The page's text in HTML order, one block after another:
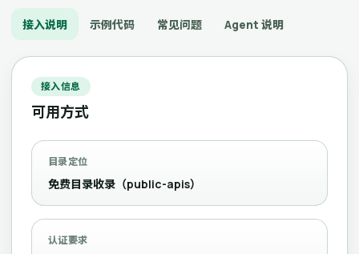
接入说明 示例代码 常见问题 Agent 说明
接入信息
可用方式
目录定位
免费目录收录（public-apis）
认证要求